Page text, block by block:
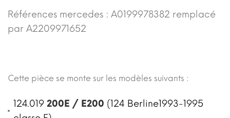
Références mercedes : A0199978382 remplacé
par A2209971652
Cette pièce se monte sur les modèles suivants :
124.019 200E / E200 (124 Berline1993-1995